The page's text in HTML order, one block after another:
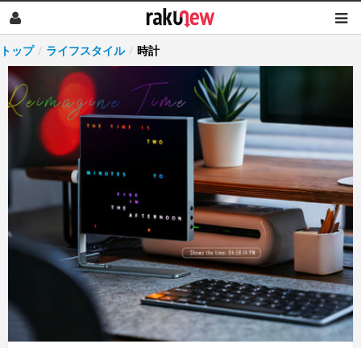
トップ / ライフスタイル / 時計